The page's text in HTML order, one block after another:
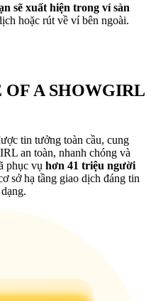
pool
USDT
sẽ xuất hiện trong ví sàn
hoặc rút về ví bên ngoài.
OF A SHOWGIRL
tin tưởng toàn cầu, cung
an toàn, nhanh chóng và
phục vụ hơn 41 triệu người
sở hạ tầng giao dịch đáng tin